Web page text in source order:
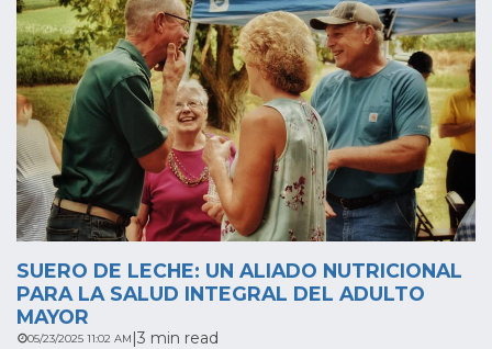
SUERO DE LECHE: UN ALIADO NUTRICIONAL
PARA LA SALUD INTEGRAL DEL ADULTO
MAYOR
05/23/2025 11:02 AM |3 min read